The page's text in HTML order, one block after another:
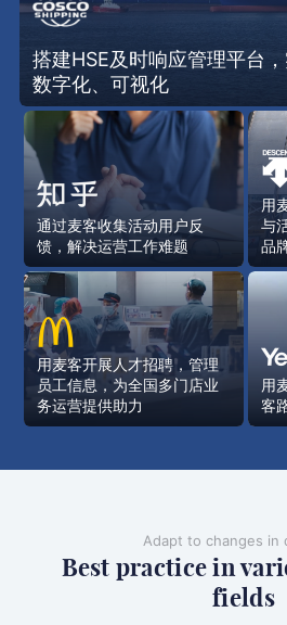
搭建HSE及时响应管理平台
数字化、可视化
通过麦客收集活动用户反
馈，解决运营工作难题
用
与
品
用麦客开展人才招聘，管理
员工信息，为全国多门店业
务运营提供助力
用
客
Adapt to changes in
Best practice in
fields